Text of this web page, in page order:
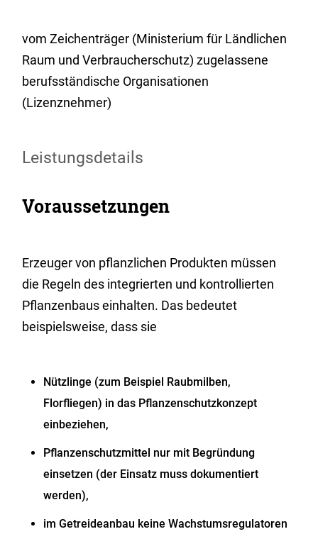
vom Zeichenträger (Ministerium für Ländlichen
Raum und Verbraucherschutz) zugelassene
berufsständische Organisationen
(Lizenznehmer)
Leistungsdetails
Voraussetzungen
Erzeuger von pflanzlichen Produkten müssen
die Regeln des integrierten und kontrollierten
Pflanzenbaus einhalten. Das bedeutet
beispielsweise, dass sie
Nützlinge (zum Beispiel Raubmilben,
Florfliegen) in das Pflanzenschutzkonzept
einbeziehen,
Pflanzenschutzmittel nur mit Begründung
einsetzen (der Einsatz muss dokumentiert
werden),
im Getreideanbau keine Wachstumsregulatoren